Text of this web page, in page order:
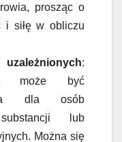
prosząc o
i siłę w obliczu
:
może być
dla osób
lub
Można się